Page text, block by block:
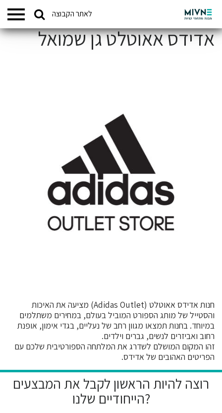
לאתר הקבוצה המתחמים שלנו
אדידס אאוטלט גן שמואל
חנות אדידס אאוטלט (Adidas Outlet) מציעה את האיכות
והסטייל של מותג הספורט המוביל בעולם, במחירים משתלמים
במיוחד. בחנות תמצאו מגוון רחב של נעליים, בגדי אימון, אופנת
רחוב ואביזרים לנשים, גברים וילדים.
זהו המקום המושלם לשדרג את המלתחה הספורטיבית שלכם עם
הפריטים האהובים של אדידס.
רוצה להיות הראשון לקבל את המבצעים
הייחודיים שלנו?